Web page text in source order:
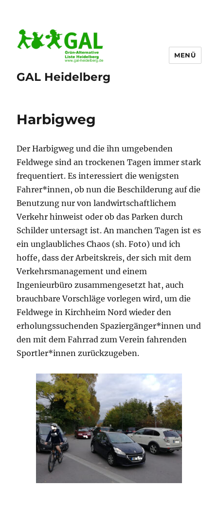
GAL Heidelberg
MENÜ
Harbigweg
Der Harbigweg und die ihn umgebenden
Feldwege sind an trockenen Tagen immer stark
frequentiert. Es interessiert die wenigsten
Fahrer*innen, ob nun die Beschilderung auf die
Benutzung nur von landwirtschaftlichem
Verkehr hinweist oder ob das Parken durch
Schilder untersagt ist. An manchen Tagen ist es
ein unglaubliches Chaos (sh. Foto) und ich
hoffe, dass der Arbeitskreis, der sich mit dem
Verkehrsmanagement und einem
Ingenieurbüro zusammengesetzt hat, auch
brauchbare Vorschläge vorlegen wird, um die
Feldwege in Kirchheim Nord wieder den
erholungssuchenden Spaziergänger*innen und
den mit dem Fahrrad zum Verein fahrenden
Sportler*innen zurückzugeben.